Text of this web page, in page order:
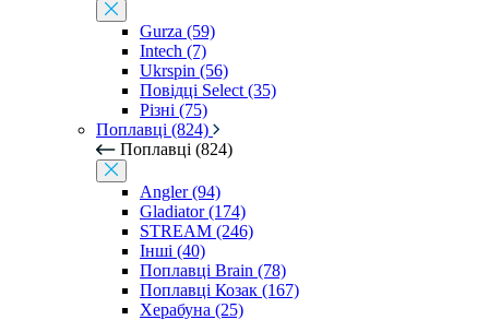
Gurza (59)
Intech (7)
Ukrspin (56)
Повідці Select (35)
Різні (75)
Поплавці (824)
Поплавці (824)
Angler (94)
Gladiator (174)
STREAM (246)
Інші (40)
Поплавці Brain (78)
Поплавці Козак (167)
Херабуна (25)